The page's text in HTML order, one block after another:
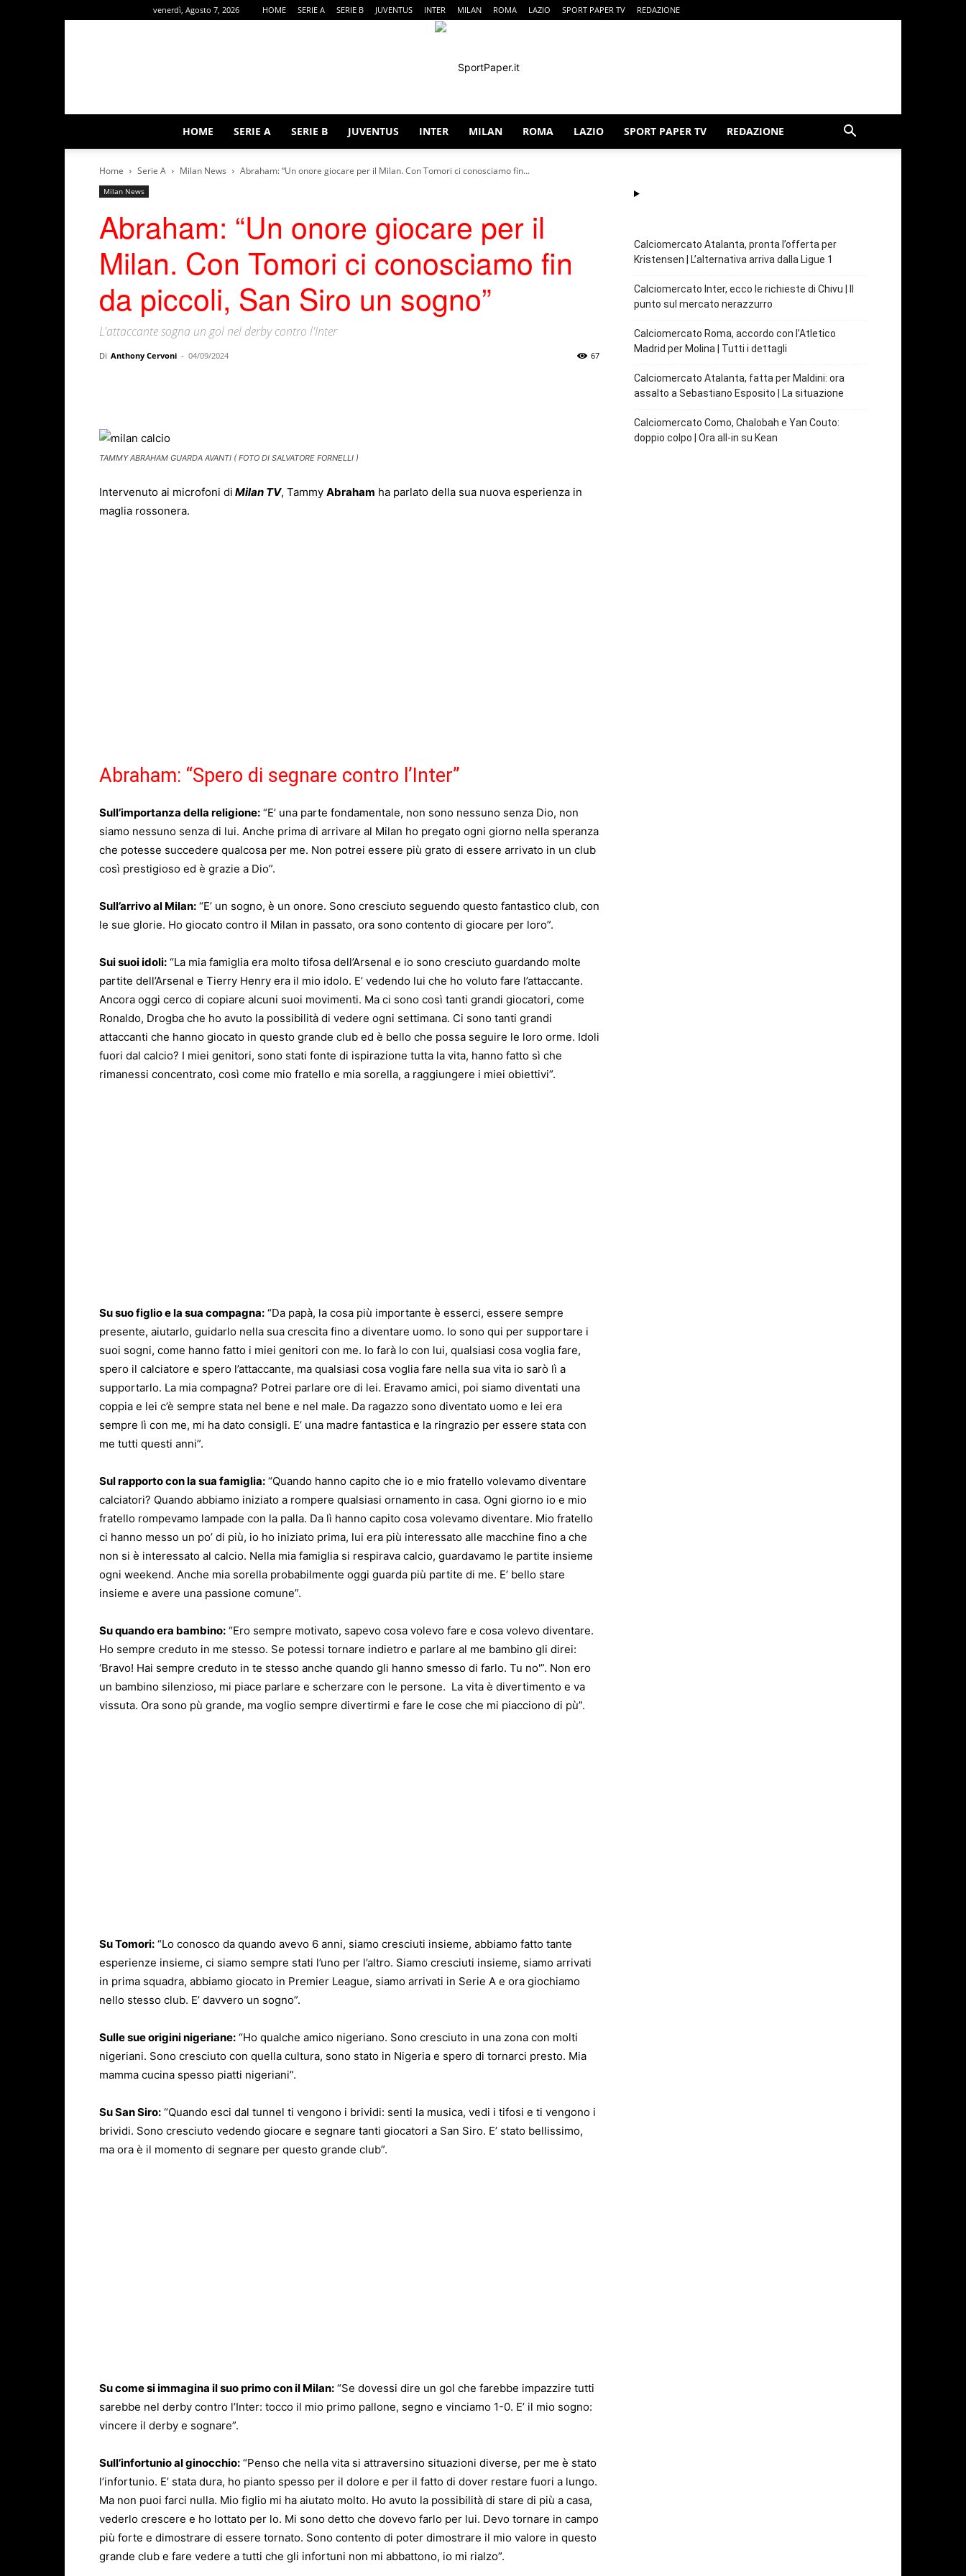
venerdì, Agosto 7, 2026 HOME SERIE A SERIE B JUVENTUS INTER MILAN ROMA LAZIO SPORT PAPER TV REDAZIONE
HOME SERIE A SERIE B JUVENTUS INTER MILAN ROMA LAZIO SPORT PAPER TV REDAZIONE
Home Serie A Milan News Abraham: “Un onore giocare per il Milan. Con Tomori ci conosciamo fin...
Milan News
Abraham: “Un onore giocare per il
Milan. Con Tomori ci conosciamo fin
da piccoli, San Siro un sogno”
L'attaccante sogna un gol nel derby contro l'Inter
Di Anthony Cervoni - 04/09/2024 67
TAMMY ABRAHAM GUARDA AVANTI ( FOTO DI SALVATORE FORNELLI )
Intervenuto ai microfoni di Milan TV, Tammy Abraham ha parlato della sua nuova esperienza in
maglia rossonera.
Abraham: “Spero di segnare contro l’Inter”
Sull’importanza della religione: “E’ una parte fondamentale, non sono nessuno senza Dio, non
siamo nessuno senza di lui. Anche prima di arrivare al Milan ho pregato ogni giorno nella speranza
che potesse succedere qualcosa per me. Non potrei essere più grato di essere arrivato in un club
così prestigioso ed è grazie a Dio”.
Sull’arrivo al Milan: “E’ un sogno, è un onore. Sono cresciuto seguendo questo fantastico club, con
le sue glorie. Ho giocato contro il Milan in passato, ora sono contento di giocare per loro”.
Sui suoi idoli: “La mia famiglia era molto tifosa dell’Arsenal e io sono cresciuto guardando molte
partite dell’Arsenal e Tierry Henry era il mio idolo. E’ vedendo lui che ho voluto fare l’attaccante.
Ancora oggi cerco di copiare alcuni suoi movimenti. Ma ci sono così tanti grandi giocatori, come
Ronaldo, Drogba che ho avuto la possibilità di vedere ogni settimana. Ci sono tanti grandi
attaccanti che hanno giocato in questo grande club ed è bello che possa seguire le loro orme. Idoli
fuori dal calcio? I miei genitori, sono stati fonte di ispirazione tutta la vita, hanno fatto sì che
rimanessi concentrato, così come mio fratello e mia sorella, a raggiungere i miei obiettivi”.
Su suo figlio e la sua compagna: “Da papà, la cosa più importante è esserci, essere sempre
presente, aiutarlo, guidarlo nella sua crescita fino a diventare uomo. Io sono qui per supportare i
suoi sogni, come hanno fatto i miei genitori con me. Io farà lo con lui, qualsiasi cosa voglia fare,
spero il calciatore e spero l’attaccante, ma qualsiasi cosa voglia fare nella sua vita io sarò lì a
supportarlo. La mia compagna? Potrei parlare ore di lei. Eravamo amici, poi siamo diventati una
coppia e lei c’è sempre stata nel bene e nel male. Da ragazzo sono diventato uomo e lei era
sempre lì con me, mi ha dato consigli. E’ una madre fantastica e la ringrazio per essere stata con
me tutti questi anni”.
Sul rapporto con la sua famiglia: “Quando hanno capito che io e mio fratello volevamo diventare
calciatori? Quando abbiamo iniziato a rompere qualsiasi ornamento in casa. Ogni giorno io e mio
fratello rompevamo lampade con la palla. Da lì hanno capito cosa volevamo diventare. Mio fratello
ci hanno messo un po’ di più, io ho iniziato prima, lui era più interessato alle macchine fino a che
non si è interessato al calcio. Nella mia famiglia si respirava calcio, guardavamo le partite insieme
ogni weekend. Anche mia sorella probabilmente oggi guarda più partite di me. E’ bello stare
insieme e avere una passione comune”.
Su quando era bambino: “Ero sempre motivato, sapevo cosa volevo fare e cosa volevo diventare.
Ho sempre creduto in me stesso. Se potessi tornare indietro e parlare al me bambino gli direi:
‘Bravo! Hai sempre creduto in te stesso anche quando gli hanno smesso di farlo. Tu no'”. Non ero
un bambino silenzioso, mi piace parlare e scherzare con le persone. La vita è divertimento e va
vissuta. Ora sono pù grande, ma voglio sempre divertirmi e fare le cose che mi piacciono di pù”.
Su Tomori: “Lo conosco da quando avevo 6 anni, siamo cresciuti insieme, abbiamo fatto tante
esperienze insieme, ci siamo sempre stati l’uno per l’altro. Siamo cresciuti insieme, siamo arrivati
in prima squadra, abbiamo giocato in Premier League, siamo arrivati in Serie A e ora giochiamo
nello stesso club. E’ davvero un sogno”.
Sulle sue origini nigeriane: “Ho qualche amico nigeriano. Sono cresciuto in una zona con molti
nigeriani. Sono cresciuto con quella cultura, sono stato in Nigeria e spero di tornarci presto. Mia
mamma cucina spesso piatti nigeriani”.
Su San Siro: “Quando esci dal tunnel ti vengono i brividi: senti la musica, vedi i tifosi e ti vengono i
brividi. Sono cresciuto vedendo giocare e segnare tanti giocatori a San Siro. E’ stato bellissimo,
ma ora è il momento di segnare per questo grande club”.
Su come si immagina il suo primo con il Milan: “Se dovessi dire un gol che farebbe impazzire tutti
sarebbe nel derby contro l’Inter: tocco il mio primo pallone, segno e vinciamo 1-0. E’ il mio sogno:
vincere il derby e sognare”.
Sull’infortunio al ginocchio: “Penso che nella vita si attraversino situazioni diverse, per me è stato
l’infortunio. E’ stata dura, ho pianto spesso per il dolore e per il fatto di dover restare fuori a lungo.
Ma non puoi farci nulla. Mio figlio mi ha aiutato molto. Ho avuto la possibilità di stare di più a casa,
vederlo crescere e ho lottato per lo. Mi sono detto che dovevo farlo per lui. Devo tornare in campo
più forte e dimostrare di essere tornato. Sono contento di poter dimostrare il mio valore in questo
grande club e fare vedere a tutti che gli infortuni non mi abbattono, io mi rialzo”.
Calciomercato Atalanta, pronta l’offerta per
Kristensen | L’alternativa arriva dalla Ligue 1
Calciomercato Inter, ecco le richieste di Chivu | Il
punto sul mercato nerazzurro
Calciomercato Roma, accordo con l’Atletico
Madrid per Molina | Tutti i dettagli
Calciomercato Atalanta, fatta per Maldini: ora
assalto a Sebastiano Esposito | La situazione
Calciomercato Como, Chalobah e Yan Couto:
doppio colpo | Ora all-in su Kean